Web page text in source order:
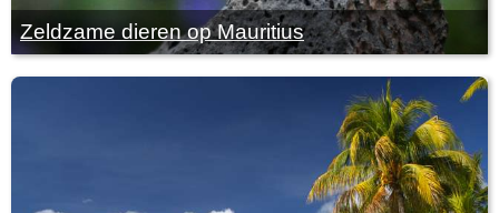
Zeldzame dieren op Mauritius